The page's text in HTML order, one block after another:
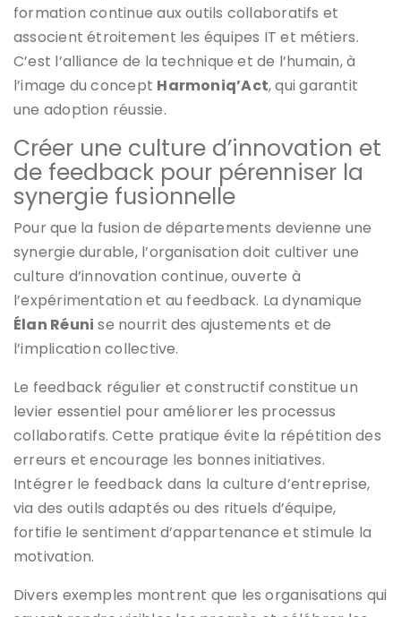
formation continue aux outils collaboratifs et
associent étroitement les équipes IT et métiers.
C’est l’alliance de la technique et de l’humain, à
l’image du concept Harmoniq’Act, qui garantit
une adoption réussie.
Créer une culture d’innovation et
de feedback pour pérenniser la
synergie fusionnelle
Pour que la fusion de départements devienne une
synergie durable, l’organisation doit cultiver une
culture d’innovation continue, ouverte à
l’expérimentation et au feedback. La dynamique
Élan Réuni se nourrit des ajustements et de
l’implication collective.
Le feedback régulier et constructif constitue un
levier essentiel pour améliorer les processus
collaboratifs. Cette pratique évite la répétition des
erreurs et encourage les bonnes initiatives.
Intégrer le feedback dans la culture d’entreprise,
via des outils adaptés ou des rituels d’équipe,
fortifie le sentiment d’appartenance et stimule la
motivation.
Divers exemples montrent que les organisations qui